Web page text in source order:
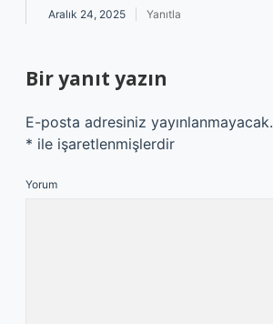
Aralık 24, 2025 Yanıtla
Bir yanıt yazın
E-posta adresiniz yayınlanmayacak.
* ile işaretlenmişlerdir
Yorum